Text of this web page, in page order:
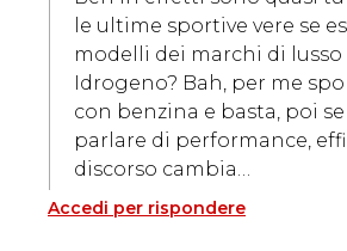
le ultime sportive vere se
modelli dei marchi di lusso
Idrogeno? Bah, per me
con benzina e basta, poi
parlare di performance,
discorso cambia…
Accedi per rispondere